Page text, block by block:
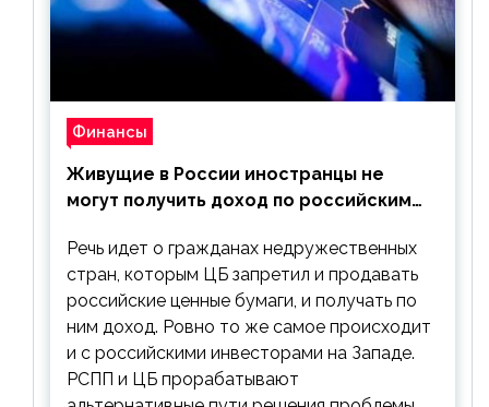
Финансы
Живущие в России иностранцы не
могут получить доход по российским
Речь идет о гражданах недружественных
стран, которым ЦБ запретил и продавать
российские ценные бумаги, и получать по
ним доход. Ровно то же самое происходит
и с российскими инвесторами на Западе.
РСПП и ЦБ прорабатывают